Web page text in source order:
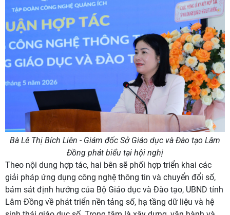
Bà Lê Thị Bích Liên - Giám đốc Sở Giáo dục và Đào tạo Lâm
Đồng phát biểu tại hội nghị
Theo nội dung hợp tác, hai bên sẽ phối hợp triển khai các
giải pháp ứng dụng công nghệ thông tin và chuyển đổi số,
bám sát định hướng của Bộ Giáo dục và Đào tạo, UBND tỉnh
Lâm Đồng về phát triển nền tảng số, hạ tầng dữ liệu và hệ